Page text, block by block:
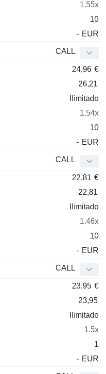
1.55x
10
- EUR
CALL
24,96 €
26,21
Ilimitado
1.54x
10
- EUR
CALL
22,81 €
22,81
Ilimitado
1.46x
10
- EUR
CALL
23,95 €
23,95
Ilimitado
1.5x
1
- EUR